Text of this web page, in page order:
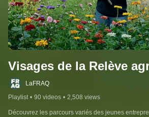
Visages de la Relève
LaFRAQ
Playlist • 90 videos • 2,508 views
Découvrez les parcours variés des jeunes